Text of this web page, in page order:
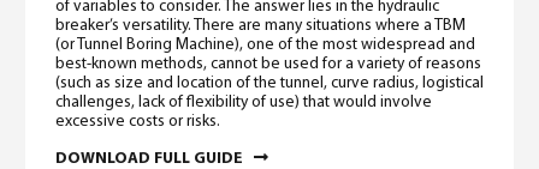
of variables to consider. The answer lies in the hydraulic
breaker’s versatility. There are many situations where a TBM
(or Tunnel Boring Machine), one of the most widespread and
best-known methods, cannot be used for a variety of reasons
(such as size and location of the tunnel, curve radius, logistical
challenges, lack of flexibility of use) that would involve
excessive costs or risks.
DOWNLOAD FULL GUIDE